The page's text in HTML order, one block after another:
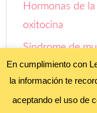
Hormonas de
oxitocina
Síndrome de
Entrevista a
En cumplimiento con
la información te
aceptando el uso de